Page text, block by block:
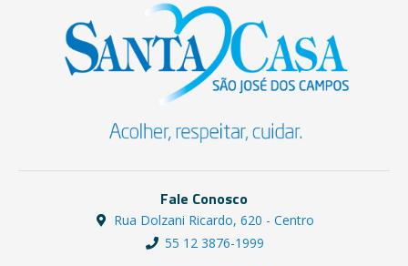
Fale Conosco
Rua Dolzani Ricardo, 620 - Centro
55 12 3876-1999